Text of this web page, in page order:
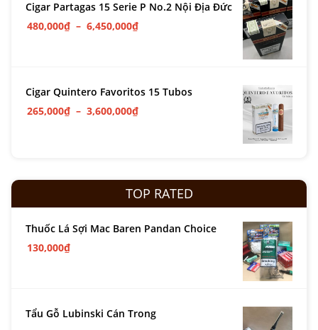
Cigar Partagas 15 Serie P No.2 Nội Địa Đức
480,000₫ – 6,450,000₫
Cigar Quintero Favoritos 15 Tubos
265,000₫ – 3,600,000₫
TOP RATED
Thuốc Lá Sợi Mac Baren Pandan Choice
130,000₫
Tẩu Gỗ Lubinski Cán Trong